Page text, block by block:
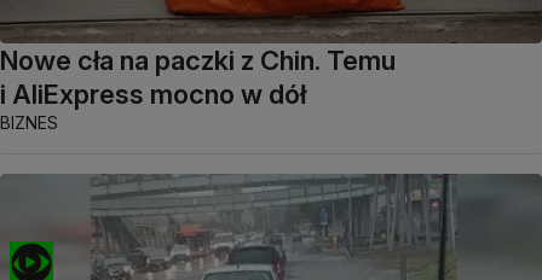
Nowe cła na paczki z Chin. Temu
i AliExpress mocno w dół
BIZNES